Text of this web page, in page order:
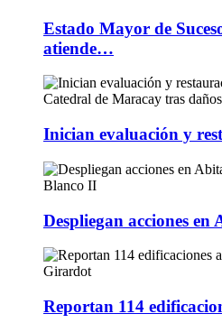
Estado Mayor de
atiende…
Inician evaluación y
Despliegan acciones
Reportan 114